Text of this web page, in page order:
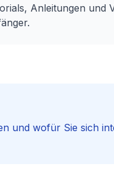
Anleitungen und
und wofür Sie sich